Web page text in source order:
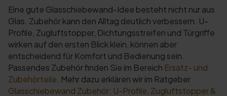
Eine gute Glasschiebewand-Idee besteht nicht nur aus
Glas. Zubehör kann den Alltag deutlich verbessern. U-
Profile, Zugluftstopper, Dichtungsstreifen und Türgriffe
wirken auf den ersten Blick klein, können aber
entscheidend für Komfort und Bedienung sein.
Passendes Zubehör finden Sie im Bereich Ersatz- und
Zubehörteile . Mehr dazu erklären wir im Ratgeber
Glasschiebewand Zubehör: U-Profile, Zugluftstopper &